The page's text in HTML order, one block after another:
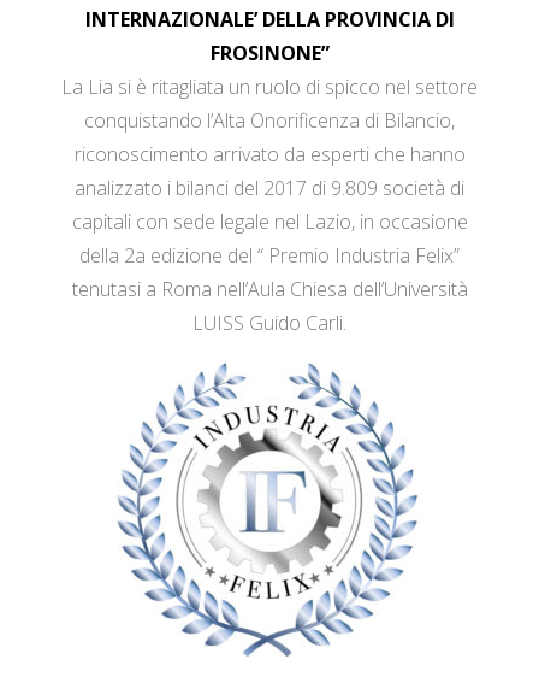
INTERNAZIONALE’ DELLA PROVINCIA DI
FROSINONE”
La Lia si è ritagliata un ruolo di spicco nel settore
conquistando l’Alta Onorificenza di Bilancio,
riconoscimento arrivato da esperti che hanno
analizzato i bilanci del 2017 di 9.809 società di
capitali con sede legale nel Lazio, in occasione
della 2a edizione del “ Premio Industria Felix”
tenutasi a Roma nell’Aula Chiesa dell’Università
LUISS Guido Carli.